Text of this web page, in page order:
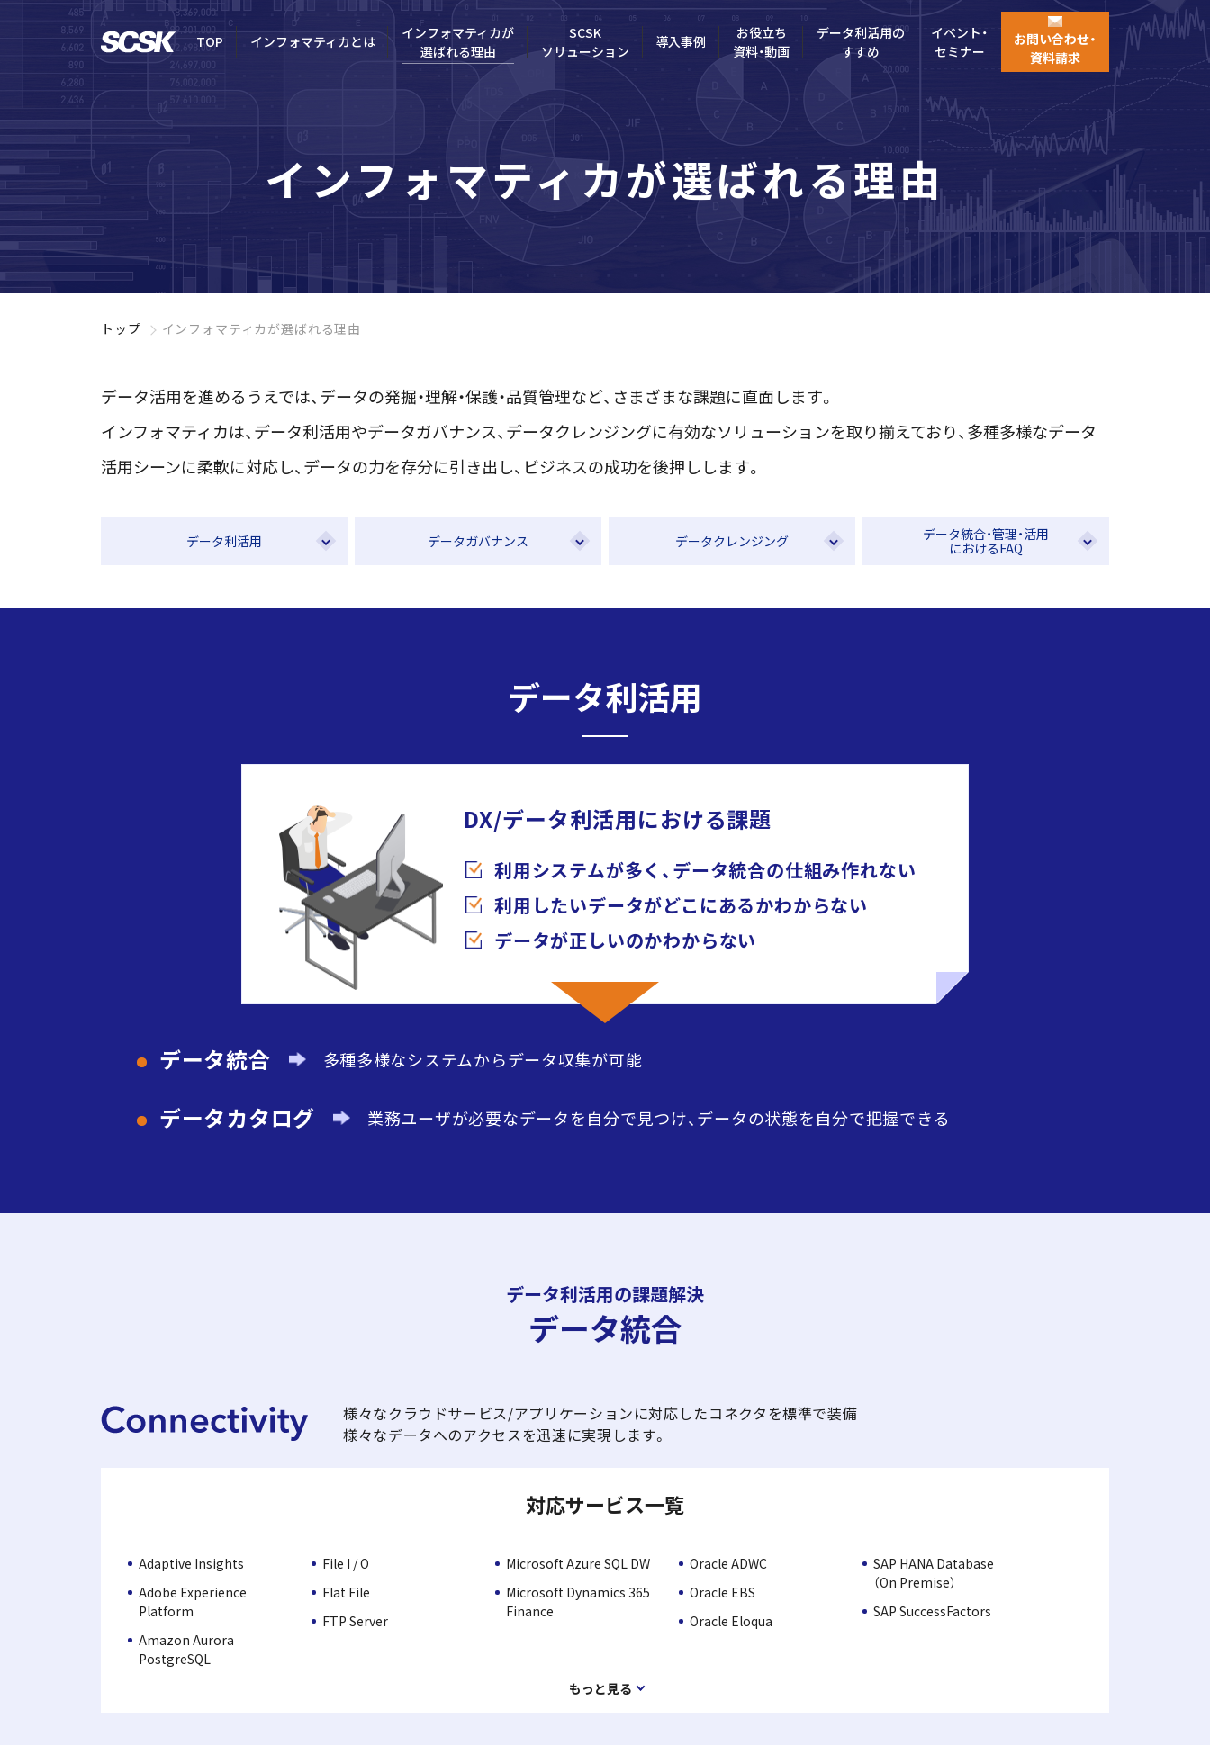
TOP インフォマティカとは
インフォマティカが
選ばれる理由
SCSK
ソリューション
導入事例
お役立ち
資料・動画
データ利活用の
すすめ
イベント・
セミナー
お問い合わせ・
資料請求
インフォマティカが選ばれる理由
トップ インフォマティカが選ばれる理由
データ活用を進めるうえでは、データの発掘・理解・保護・品質管理など、さまざまな課題に直面します。
インフォマティカは、データ利活用やデータガバナンス、データクレンジングに有効なソリューションを取り揃えており、多種多様なデータ
活用シーンに柔軟に対応し、データの力を存分に引き出し、ビジネスの成功を後押しします。
データ利活用 データガバナンス データクレンジング データ統合・管理・活用
におけるFAQ
データ利活用
DX/データ利活用における課題
利用システムが多く、データ統合の仕組み作れない
利用したいデータがどこにあるかわからない
データが正しいのかわからない
データ統合 多種多様なシステムからデータ収集が可能
データカタログ 業務ユーザが必要なデータを自分で見つけ、データの状態を自分で把握できる
データ利活用の課題解決
データ統合
様々なクラウドサービス/アプリケーションに対応したコネクタを標準で装備
様々なデータへのアクセスを迅速に実現します。
対応サービス一覧
Adaptive Insights
Adobe Experience
Platform
Amazon Aurora
PostgreSQL
File I / O
Flat File
FTP Server
Microsoft Azure SQL DW
Microsoft Dynamics 365
Finance
Oracle ADWC
Oracle EBS
Oracle Eloqua
SAP HANA Database
（On Premise）
SAP SuccessFactors
もっと見る